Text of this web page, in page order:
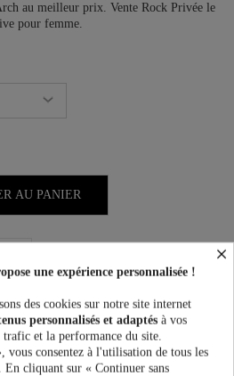
au meilleur prix. Vente Rock Privée le
pour femme.
AU PANIER
livraison est offerte !
des tailles
×
une expérience personnalisée !
des cookies sur notre site internet
personnalisés et adaptés à vos
trafic et la performance du site.
vous consentez à l'utilisation de tous les
En cliquant sur « Continuer sans